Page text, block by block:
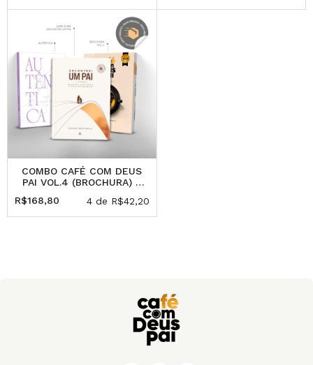
COMBO CAFÉ COM DEUS
PAI VOL.4 (BROCHURA) +
AUTÊNTICA
R$168,80 4 de R$42,20